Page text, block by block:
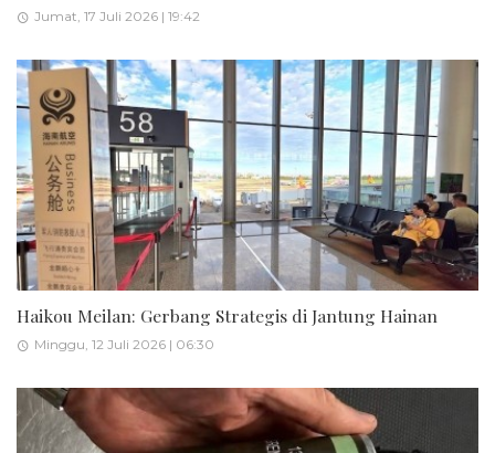
Jumat, 17 Juli 2026 | 19:42
Haikou Meilan: Gerbang Strategis di Jantung Hainan
Minggu, 12 Juli 2026 | 06:30